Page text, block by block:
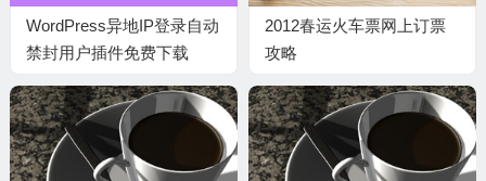
WordPress异地IP登录自动
禁封用户插件免费下载
2012春运火车票网上订票
攻略